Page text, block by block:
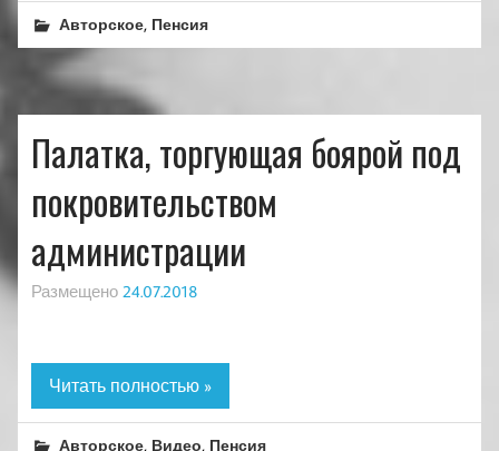
Авторское, Пенсия
Палатка, торгующая боярой под
покровительством
администрации
Размещено 24.07.2018
Читать полностью »
Авторское, Видео, Пенсия